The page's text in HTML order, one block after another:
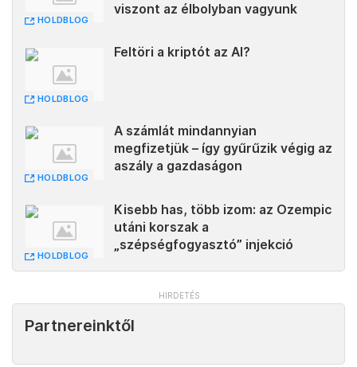
HOLDBLOG
viszont az élbolyban vagyunk
HOLDBLOG
Feltöri a kriptót az AI?
HOLDBLOG
A számlát mindannyian
megfizetjük – így gyűrűzik végig az
aszály a gazdaságon
HOLDBLOG
Kisebb has, több izom: az Ozempic
utáni korszak a
„szépségfogyasztó” injekció
Partnereinktől